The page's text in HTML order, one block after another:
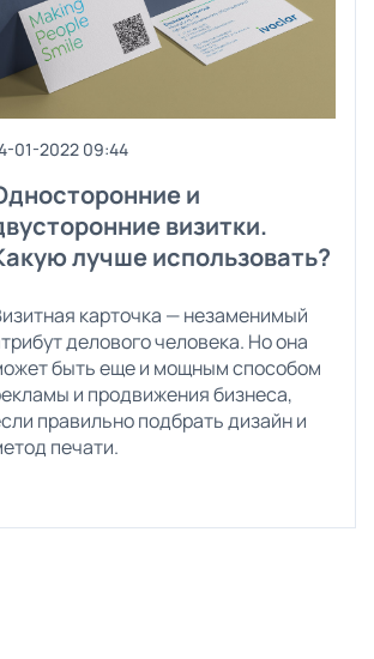
01-2022 09:44
и
визитки.
лучше использовать?
карточка — незаменимый
делового человека. Но она
быть еще и мощным способом
и продвижения бизнеса,
правильно подбрать дизайн и
печати.